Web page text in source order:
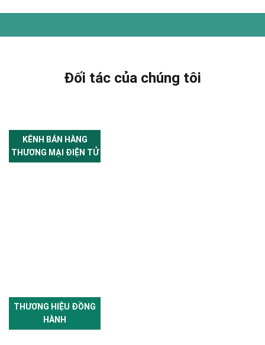
Đối tác của chúng tôi
KÊNH BÁN HÀNG
THƯƠNG MẠI ĐIỆN TỬ
THƯƠNG HIỆU ĐỒNG
HÀNH